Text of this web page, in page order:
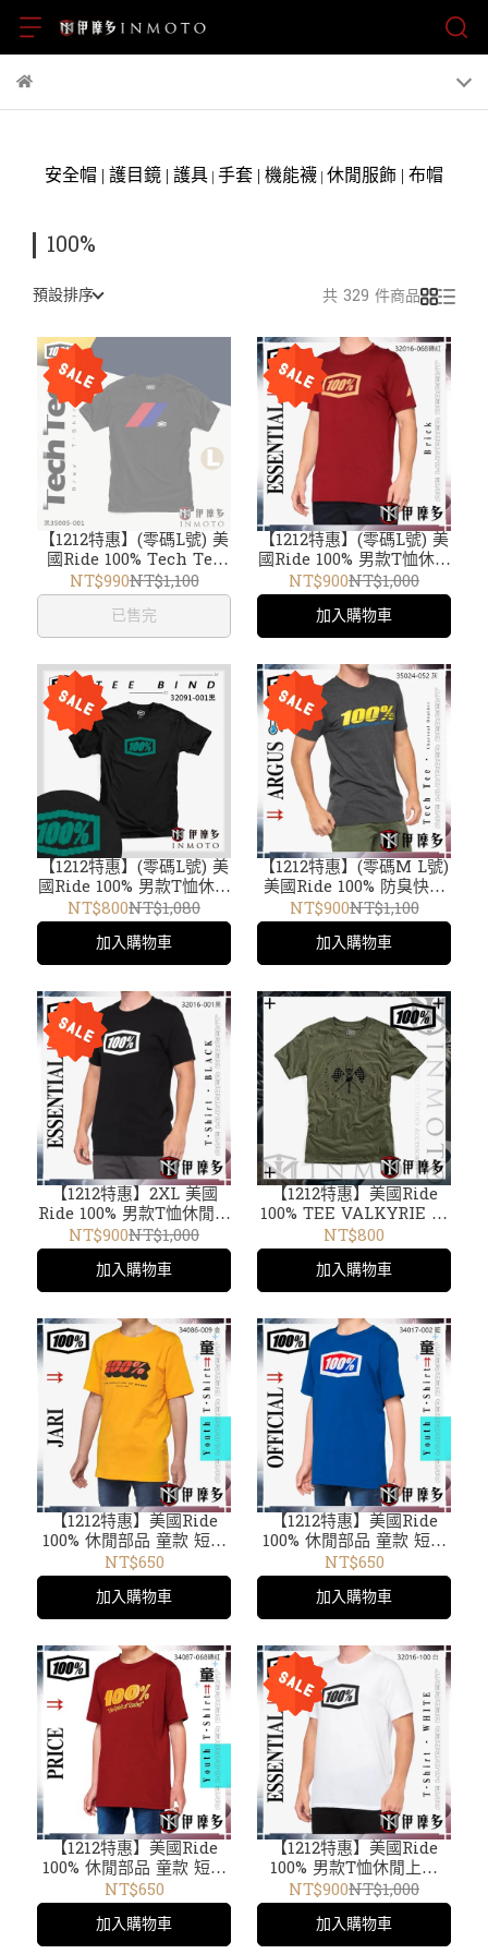
安全帽 | 護目鏡 | 護具 | 手套 | 機能襪 | 休閒服飾 | 布帽
100%
預設排序 共 329 件商品
【1212特惠】(零碼L號) 美
國Ride 100% Tech Tee
Bray 涼爽機能短袖 T恤
T-Shirt 35005-001黑
NT$990NT$1,100
已售完
【1212特惠】(零碼L號) 美
國Ride 100% 男款T恤休閒
上衣 ESSENTIAL T-
Shirt 32016-068磚紅 短
袖TEE
NT$900NT$1,000
加入購物車
【1212特惠】(零碼L號) 美
國Ride 100% 男款T恤休閒
上衣 TEE BIND 32091-
001黑
NT$800NT$1,080
加入購物車
【1212特惠】(零碼M L號)
美國Ride 100% 防臭快乾
機能布ARGUS Tech Tee
T-Shirt T恤男款35024-
052灰
NT$900NT$1,100
加入購物車
【1212特惠】2XL 美國
Ride 100% 男款T恤休閒上
衣 ESSENTIAL T-Shirt
32016-001黑 短袖 TEE
NT$900NT$1,000
加入購物車
【1212特惠】美國Ride
100% TEE VALKYRIE 綠
男款經典短袖 T恤 T-
Shirt 32086-005
NT$800
加入購物車
【1212特惠】美國Ride
100% 休閒部品 童款 短袖
T恤 Youth Jari T-Shirt
34086-009 黃 /34016-001
34087 磚紅 /34019 黑
NT$650
加入購物車
【1212特惠】美國Ride
100% 休閒部品 童款 短袖
T恤 Youth Official T-
Shirt 34017-002藍 /001
黑 /34016 黑 /34086 黃
/34087 磚紅 /34019 黑
NT$650
加入購物車
【1212特惠】美國Ride
100% 休閒部品 童款 短袖
T恤 Youth Price T-
Shirt 34087-068磚紅
/34016-001黑 /34017 黑
/002藍 / 34086 黃 /34019
NT$650
加入購物車
【1212特惠】美國Ride
100% 男款T恤休閒上衣
ESSENTIAL T-Shirt
32016-100 白 短袖TEE
NT$900NT$1,000
加入購物車